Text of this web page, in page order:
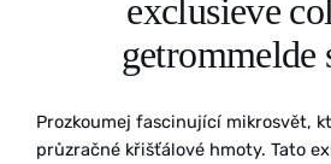
exclusieve
getrommelde
Prozkoumej fascinující mikrosvět,
průzračné křišťálové hmoty. Tato